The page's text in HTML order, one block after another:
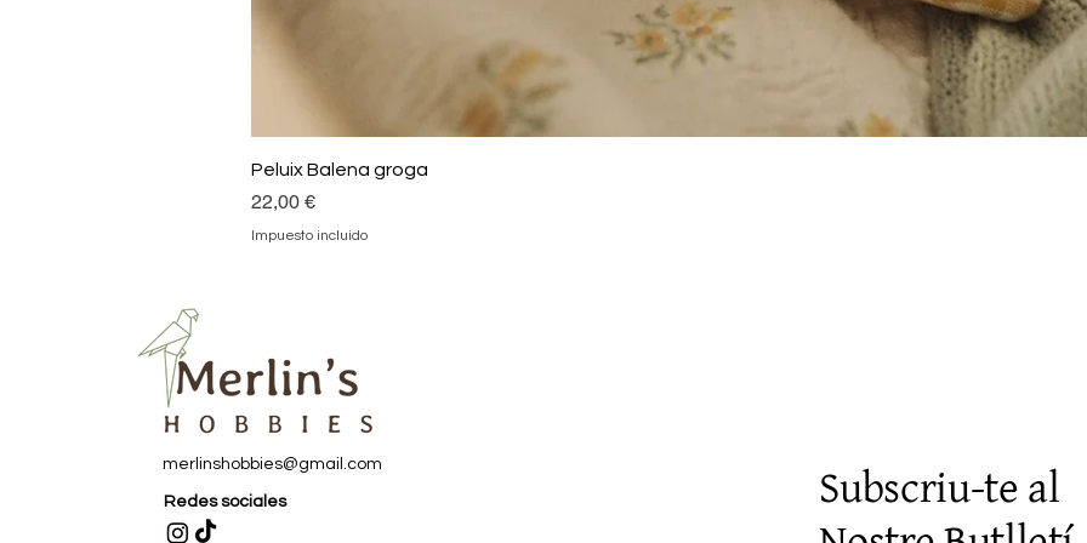
Peluix Balena groga
Precio
22,00 €
Impuesto incluido
merlinshobbies@gmail.com
Redes sociales
Subscriu-te al